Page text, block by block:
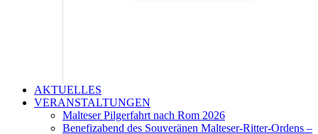
AKTUELLES
VERANSTALTUNGEN
Malteser Pilgerfahrt nach Rom 2026
Benefizabend des Souveränen Malteser-Ritter-Ordens –